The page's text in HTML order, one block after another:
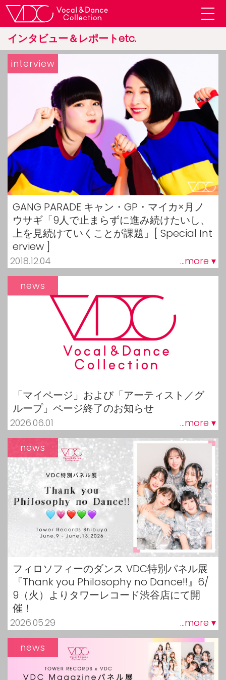
インタビュー＆レポートetc.
GANG PARADE キャン・GP・マイカ×月ノ
ウサギ「9人で止まらずに進み続けたいし、
上を見続けていくことが課題」[ Special Int
erview ]
2018.12.04 ...more ▾
interview
「マイページ」および「アーティスト／グ
ループ」ページ終了のお知らせ
2026.06.01 ...more ▾
news
フィロソフィーのダンス VDC特別パネル展
『Thank you Philosophy no Dance!!』6/
9（火）よりタワーレコード渋谷店にて開
催！
2026.05.29 ...more ▾
news
news